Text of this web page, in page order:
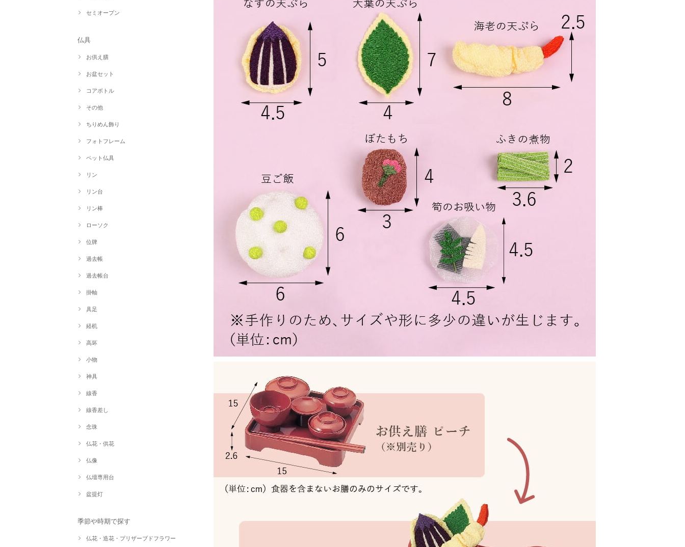
セミオープン
仏具
お供え膳
お盆セット
コアボトル
その他
ちりめん飾り
フォトフレーム
ペット仏具
リン
リン台
リン棒
ローソク
位牌
過去帳
過去帳台
掛軸
具足
経机
高坏
小物
神具
線香
線香差し
念珠
仏花・供花
仏像
仏壇専用台
盆提灯
季節や時期で探す
仏花・造花・プリザーブドフラワー